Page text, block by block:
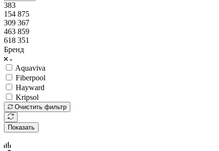
383
154 875
309 367
463 859
618 351
Бренд
Aquaviva
Fiberpool
Hayward
Kripsol
Очистить фильтр
Показать